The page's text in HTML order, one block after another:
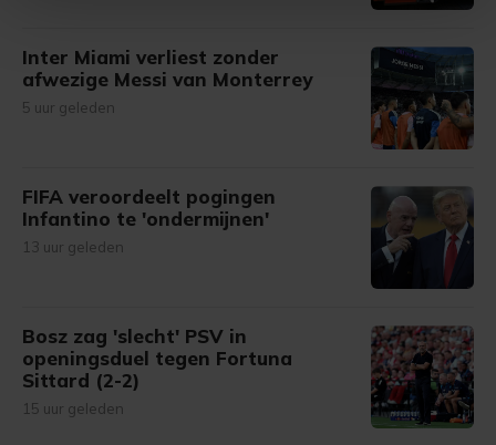
Met cookies werkt onze website beter en wordt jouw
bezoek makkelijker en persoonlijker. Op
onze cookiepagina kun je ons cookiebeleid bekijken en je
Inter Miami verliest zonder
afwezige Messi van Monterrey
5 uur geleden
FIFA veroordeelt pogingen
Infantino te 'ondermijnen'
13 uur geleden
Bosz zag 'slecht' PSV in
openingsduel tegen Fortuna
Sittard (2-2)
15 uur geleden